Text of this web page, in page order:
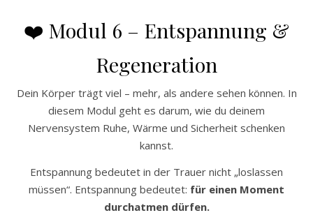
❤️ Modul 6 – Entspannung &
Regeneration
Dein Körper trägt viel – mehr, als andere sehen können. In
diesem Modul geht es darum, wie du deinem
Nervensystem Ruhe, Wärme und Sicherheit schenken
kannst.
Entspannung bedeutet in der Trauer nicht „loslassen
müssen“. Entspannung bedeutet: für einen Moment
durchatmen dürfen.